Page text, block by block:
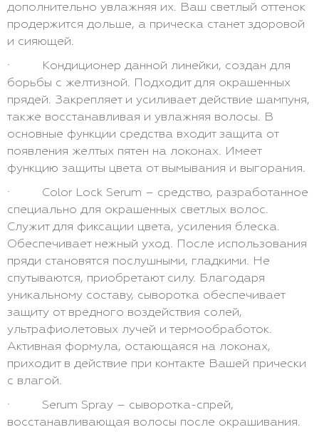
дополнительно увлажняя их. Ваш светлый оттенок
продержится дольше, а прическа станет здоровой
и сияющей.
· Кондиционер данной линейки, создан для
борьбы с желтизной. Подходит для окрашенных
прядей. Закрепляет и усиливает действие шампуня,
также восстанавливая и увлажняя волосы. В
основные функции средства входит защита от
появления желтых пятен на локонах. Имеет
функцию защиты цвета от вымывания и выгорания.
· Color Lock Serum – средство, разработанное
специально для окрашенных светлых волос.
Служит для фиксации цвета, усиления блеска.
Обеспечивает нежный уход. После использования
пряди становятся послушными, гладкими. Не
спутываются, приобретают силу. Благодаря
уникальному составу, сыворотка обеспечивает
защиту от вредного воздействия солей,
ультрафиолетовых лучей и термообработок.
Активная формула, остающаяся на локонах,
приходит в действие при контакте Вашей прически
с влагой.
· Serum Spray – сыворотка-спрей,
восстанавливающая волосы после окрашивания.